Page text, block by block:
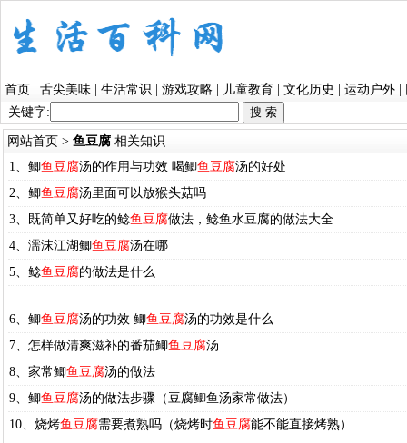
首页 舌尖美味 生活常识 游戏攻略 儿童教育 文化历史 运动户外
关键字:
网站首页 > 鱼豆腐 相关知识
1、鲫鱼豆腐汤的作用与功效 喝鲫鱼豆腐汤的好处
2、鲫鱼豆腐汤里面可以放猴头菇吗
3、既简单又好吃的鲶鱼豆腐做法，鲶鱼水豆腐的做法大全
4、濡沫江湖鲫鱼豆腐汤在哪
5、鲶鱼豆腐的做法是什么
6、鲫鱼豆腐汤的功效 鲫鱼豆腐汤的功效是什么
7、怎样做清爽滋补的番茄鲫鱼豆腐汤
8、家常鲫鱼豆腐汤的做法
9、鲫鱼豆腐汤的做法步骤（豆腐鲫鱼汤家常做法）
10、烧烤鱼豆腐需要煮熟吗（烧烤时鱼豆腐能不能直接烤熟）